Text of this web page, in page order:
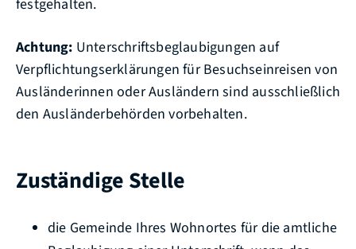
festgehalten.
Achtung: Unterschriftsbeglaubigungen auf
Verpflichtungserklärungen für Besuchseinreisen von
Ausländerinnen oder Ausländern sind ausschließlich
den Ausländerbehörden vorbehalten.
Zuständige Stelle
die Gemeinde Ihres Wohnortes für die amtliche